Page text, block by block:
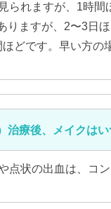
られますが、1時
りますが、2〜3日
どです。早い方の
治療後、メイクは
点状の出血は、コ